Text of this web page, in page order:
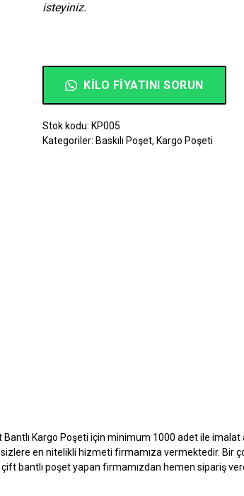
isteyiniz.
KILO FIYATINI SORUN
Stok kodu: KP005
Kategoriler: Baskılı Poşet, Kargo Poşeti
Bantlı Kargo Poşeti için minimum 1000 adet ile imalat
en nitelikli hizmeti firmamıza vermektedir. Bir
çift bantlı poşet yapan firmamızdan hemen sipariş